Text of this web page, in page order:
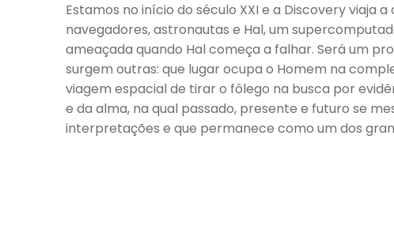
Estamos no início do século XXI e a Discovery
navegadores, astronautas e Hal, um
ameaçada quando Hal começa a falhar. Será um
surgem outras: que lugar ocupa o Homem na
viagem espacial de tirar o fôlego na busca por
e da alma, na qual passado, presente e futuro se
interpretações e que permanece como um dos